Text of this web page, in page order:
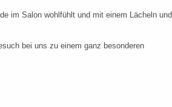
im Salon wohlfühlt und mit einem Lächeln und
bei uns zu einem ganz besonderen